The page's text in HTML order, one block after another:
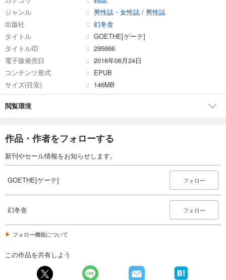
あらすじを表示する
GOETHE[ゲーテ] 2025年6月号
円 (税込)
カート
GOETHE[ゲーテ] 2025年3月号
円 (税込)
ジャンル
男性誌・女性誌 / 男性誌
出版社
幻冬舎
タイトル
GOETHE[ゲーテ]
タイトルID
295666
電子版発売日
2016年06月24日
コンテンツ形式
EPUB
サイズ(目安)
146MB
閲覧環境
作品・作者をフォローする
新刊やセール情報をお知らせします。
GOETHE[ゲーテ] フォロー
幻冬舎 フォロー
フォロー機能について
この作品を共有しよう